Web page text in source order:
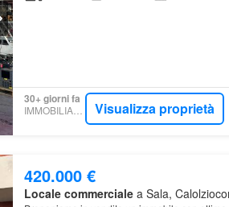
30+ giorni fa
IMMOBILIARE.IT Visualizza proprietà
420.000 €
Locale commercialea Sala,